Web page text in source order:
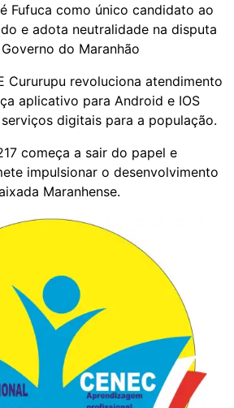
Fufuca como único candidato ao
e adota neutralidade na disputa
do Maranhão
Cururupu revoluciona atendimento
aplicativo para Android e IOS
digitais para a população.
começa a sair do papel e
impulsionar o desenvolvimento
Maranhense.